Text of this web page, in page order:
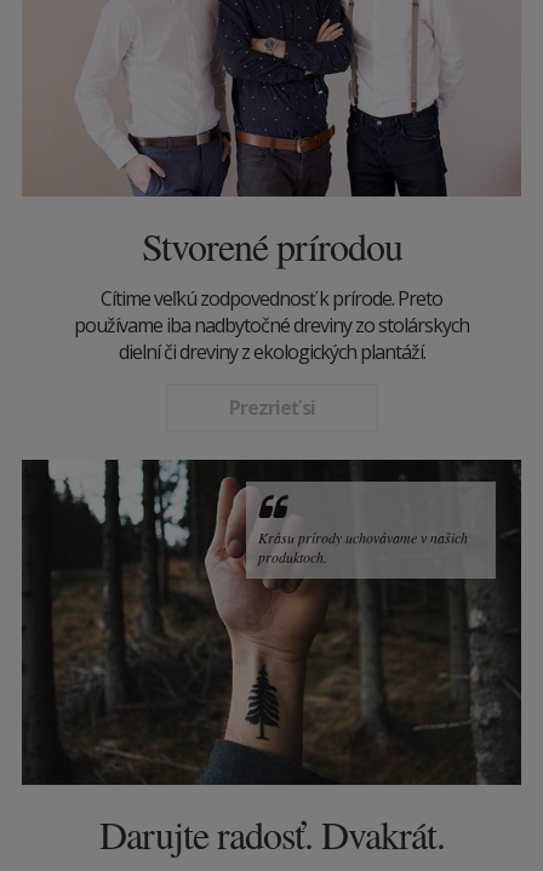
Stvorené prírodou
Cítime veľkú zodpovednosť k prírode. Preto
používame iba nadbytočné dreviny zo stolárskych
dielní či dreviny z ekologických plantáží.
Prezrieť si
Krásu prírody uchovávame v našich
produktoch.
Darujte radosť. Dvakrát.